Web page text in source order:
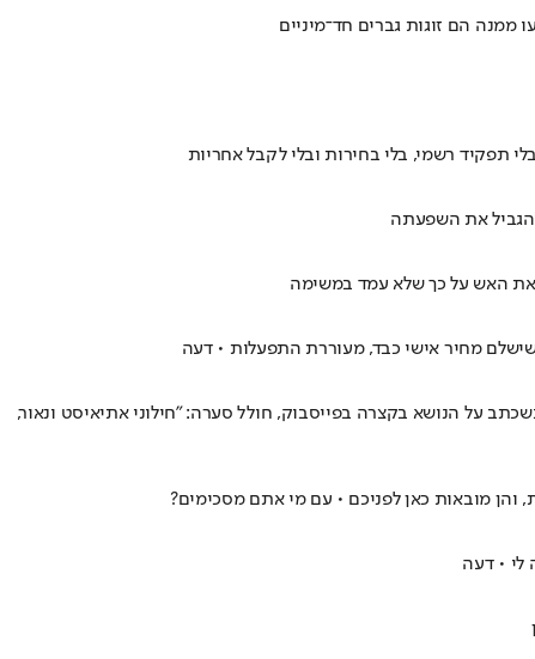
ממנה הם זוגות גברים חד־מיניים
תפקיד רשמי, בלי בחירות ובלי לקבל אחריות
את השפעתה
את האש על כך שלא עמד במשימה
מחיר אישי כבד, מעוררת התפעלות • דעה
על הנושא בקצרה בפייסבוק, חולל סערה: "חילוני אתיאיסט ונאור,
והן מובאות כאן לפניכם • עם מי אתם מסכימים?
לי • דעה